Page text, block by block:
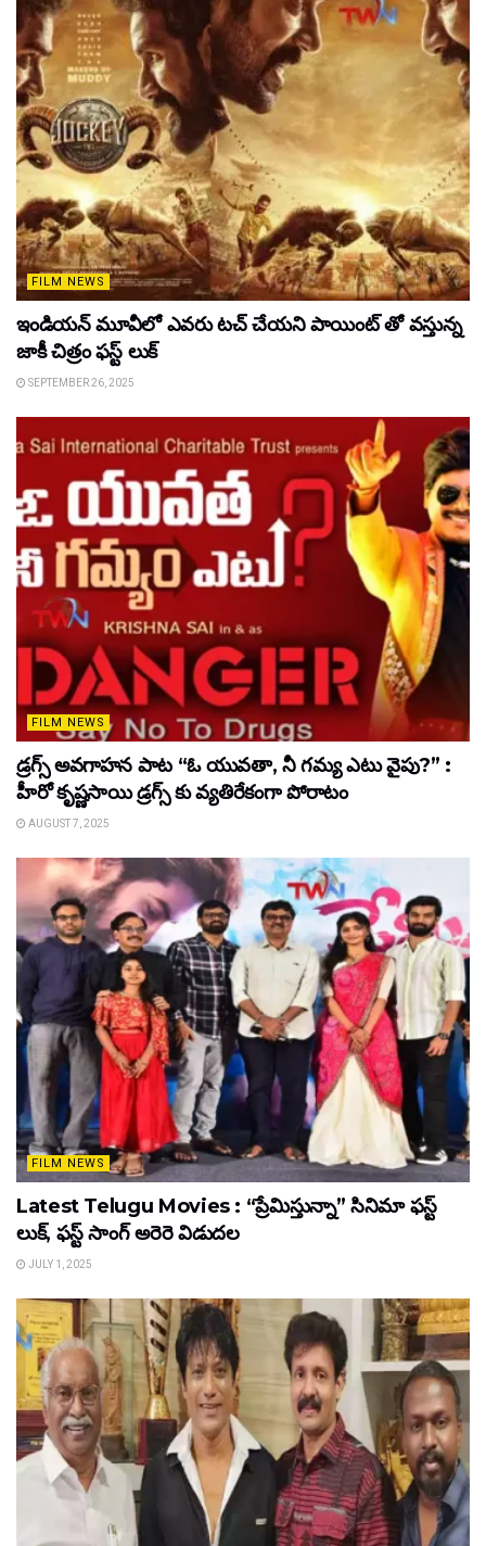
FILM NEWS
ఇండియన్ మూవీలో ఎవరు టచ్ చేయని పాయింట్ తో వస్తున్న
జాకీ చిత్రం ఫస్ట్ లుక్
SEPTEMBER 26, 2025
FILM NEWS
డ్రగ్స్ అవగాహన పాట “ఓ యువతా, నీ గమ్య ఎటు వైపు?” :
హీరో కృష్ణసాయి డ్రగ్స్ కు వ్యతిరేకంగా పోరాటం
AUGUST 7, 2025
FILM NEWS
Latest Telugu Movies : “ప్రేమిస్తున్నా” సినిమా ఫస్ట్
లుక్, ఫస్ట్ సాంగ్ అరెరె విడుదల
JULY 1, 2025